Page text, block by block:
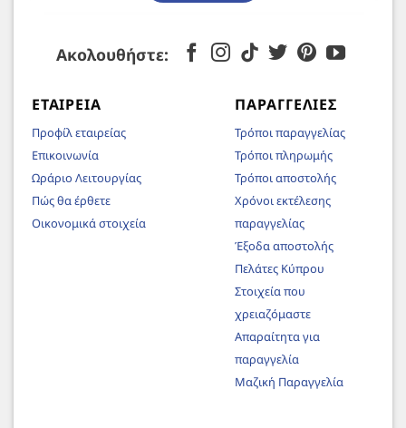
Ακολουθήστε:
ΕΤΑΙΡΕΊΑ
Προφίλ εταιρείας
Επικοινωνία
Ωράριο Λειτουργίας
Πώς θα έρθετε
Οικονομικά στοιχεία
ΠΑΡΑΓΓΕΛΊΕΣ
Τρόποι παραγγελίας
Τρόποι πληρωμής
Τρόποι αποστολής
Χρόνοι εκτέλεσης
παραγγελίας
Έξοδα αποστολής
Πελάτες Κύπρου
Στοιχεία που
χρειαζόμαστε
Απαραίτητα για
παραγγελία
Μαζική Παραγγελία